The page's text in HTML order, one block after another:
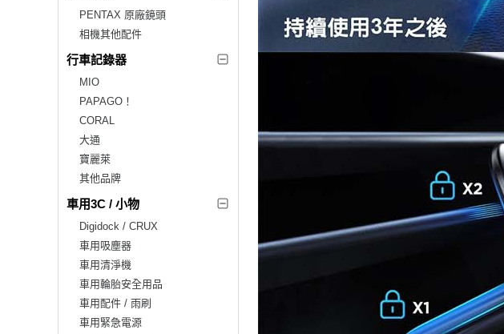
PENTAX 原廠鏡頭
相機其他配件
行車記錄器
MIO
PAPAGO！
CORAL
大通
寶麗萊
其他品牌
車用3C / 小物
Digidock / CRUX
車用吸塵器
車用清淨機
車用輪胎安全用品
車用配件 / 雨刷
車用緊急電源